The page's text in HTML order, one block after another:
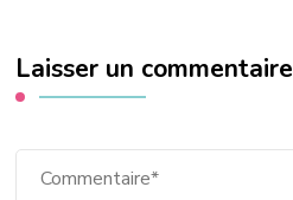
Laisser un commentaire